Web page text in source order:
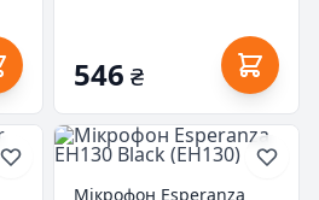
546 ₴
Мікрофон Esperanza